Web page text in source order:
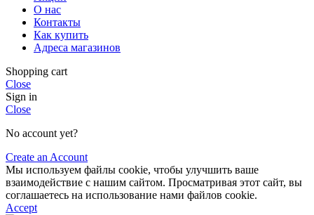
О нас
Контакты
Как купить
Адреса магазинов
Shopping cart
Close
Sign in
Close
No account yet?
Create an Account
Мы используем файлы cookie, чтобы улучшить ваше
взаимодействие с нашим сайтом. Просматривая этот сайт, вы
соглашаетесь на использование нами файлов cookie.
Accept